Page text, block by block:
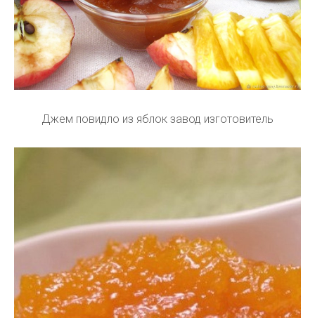
Джем повидло из яблок завод изготовитель